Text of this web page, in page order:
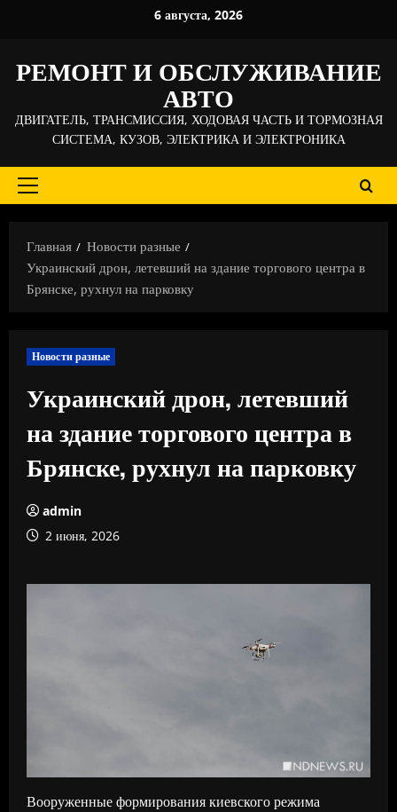
6 августа, 2026
РЕМОНТ И ОБСЛУЖИВАНИЕ
АВТО
ДВИГАТЕЛЬ, ТРАНСМИССИЯ, ХОДОВАЯ ЧАСТЬ И ТОРМОЗНАЯ
СИСТЕМА, КУЗОВ, ЭЛЕКТРИКА И ЭЛЕКТРОНИКА
Основное
Главная
Новости разные
Украинский дрон, летевший на здание торгового центра в
Брянске, рухнул на парковку
Новости разные
Украинский дрон, летевший
на здание торгового центра в
Брянске, рухнул на парковку
admin
2 июня, 2026
Вооруженные формирования киевского режима